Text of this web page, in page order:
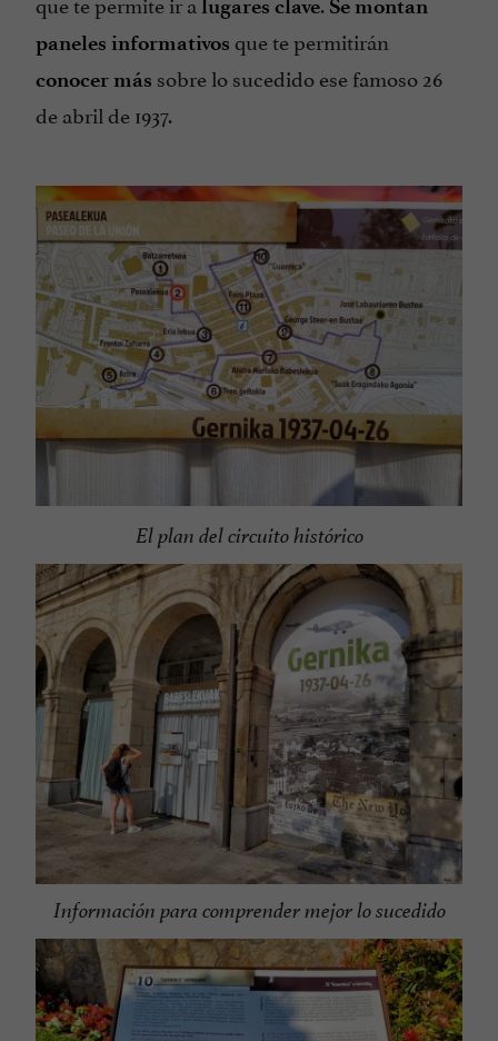
lugares clave Se montan
paneles informativos que te permitirán
conocer más sobre lo sucedido ese famoso 26
de abril de 1937.
El plan del circuito histórico
Información para comprender mejor lo sucedido